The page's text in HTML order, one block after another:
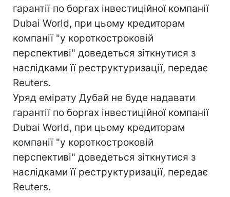
гарантії по боргах інвестиційної компанії
Dubai World, при цьому кредиторам
компанії "у короткостроковій
перспективі" доведеться зіткнутися з
наслідками її реструктуризації, передає
Reuters.
Уряд емірату Дубай не буде надавати
гарантії по боргах інвестиційної компанії
Dubai World, при цьому кредиторам
компанії "у короткостроковій
перспективі" доведеться зіткнутися з
наслідками її реструктуризації, передає
Reuters.